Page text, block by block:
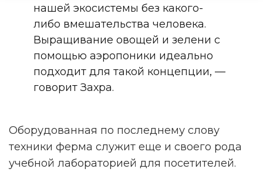
нашей экосистемы без какого-
либо вмешательства человека.
Выращивание овощей и зелени с
помощью аэропоники идеально
подходит для такой концепции, —
говорит Захра.
Оборудованная по последнему слову
техники ферма служит еще и своего рода
учебной лабораторией для посетителей.